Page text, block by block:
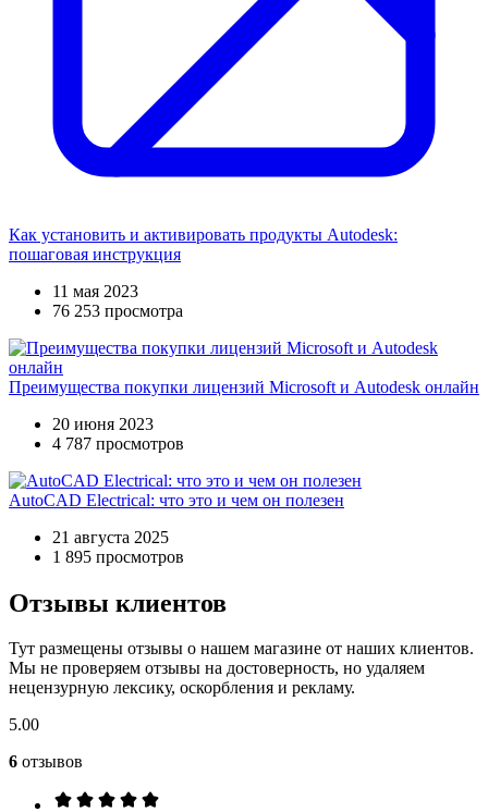
Как установить и активировать продукты Autodesk:
пошаговая инструкция
11 мая 2023
76 253 просмотра
Преимущества покупки лицензий Microsoft и Autodesk онлайн
20 июня 2023
4 787 просмотров
AutoCAD Electrical: что это и чем он полезен
21 августа 2025
1 895 просмотров
Отзывы клиентов
Тут размещены отзывы о нашем магазине от наших клиентов.
Мы не проверяем отзывы на достоверность, но удаляем
нецензурную лексику, оскорбления и рекламу.
5.00
6 отзывов